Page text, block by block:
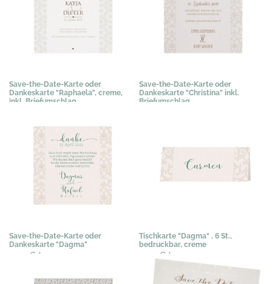
Save-the-Date-Karte oder
Dankeskarte "Raphaela", creme,
inkl. Briefumschlag
Save-the-Date-Karte oder
Dankeskarte "Christina" inkl.
Briefumschlag
Save-the-Date-Karte oder
Dankeskarte "Dagma"
0,50 € *
Tischkarte "Dagma" , 6 St.,
bedruckbar, creme
0,50 € *